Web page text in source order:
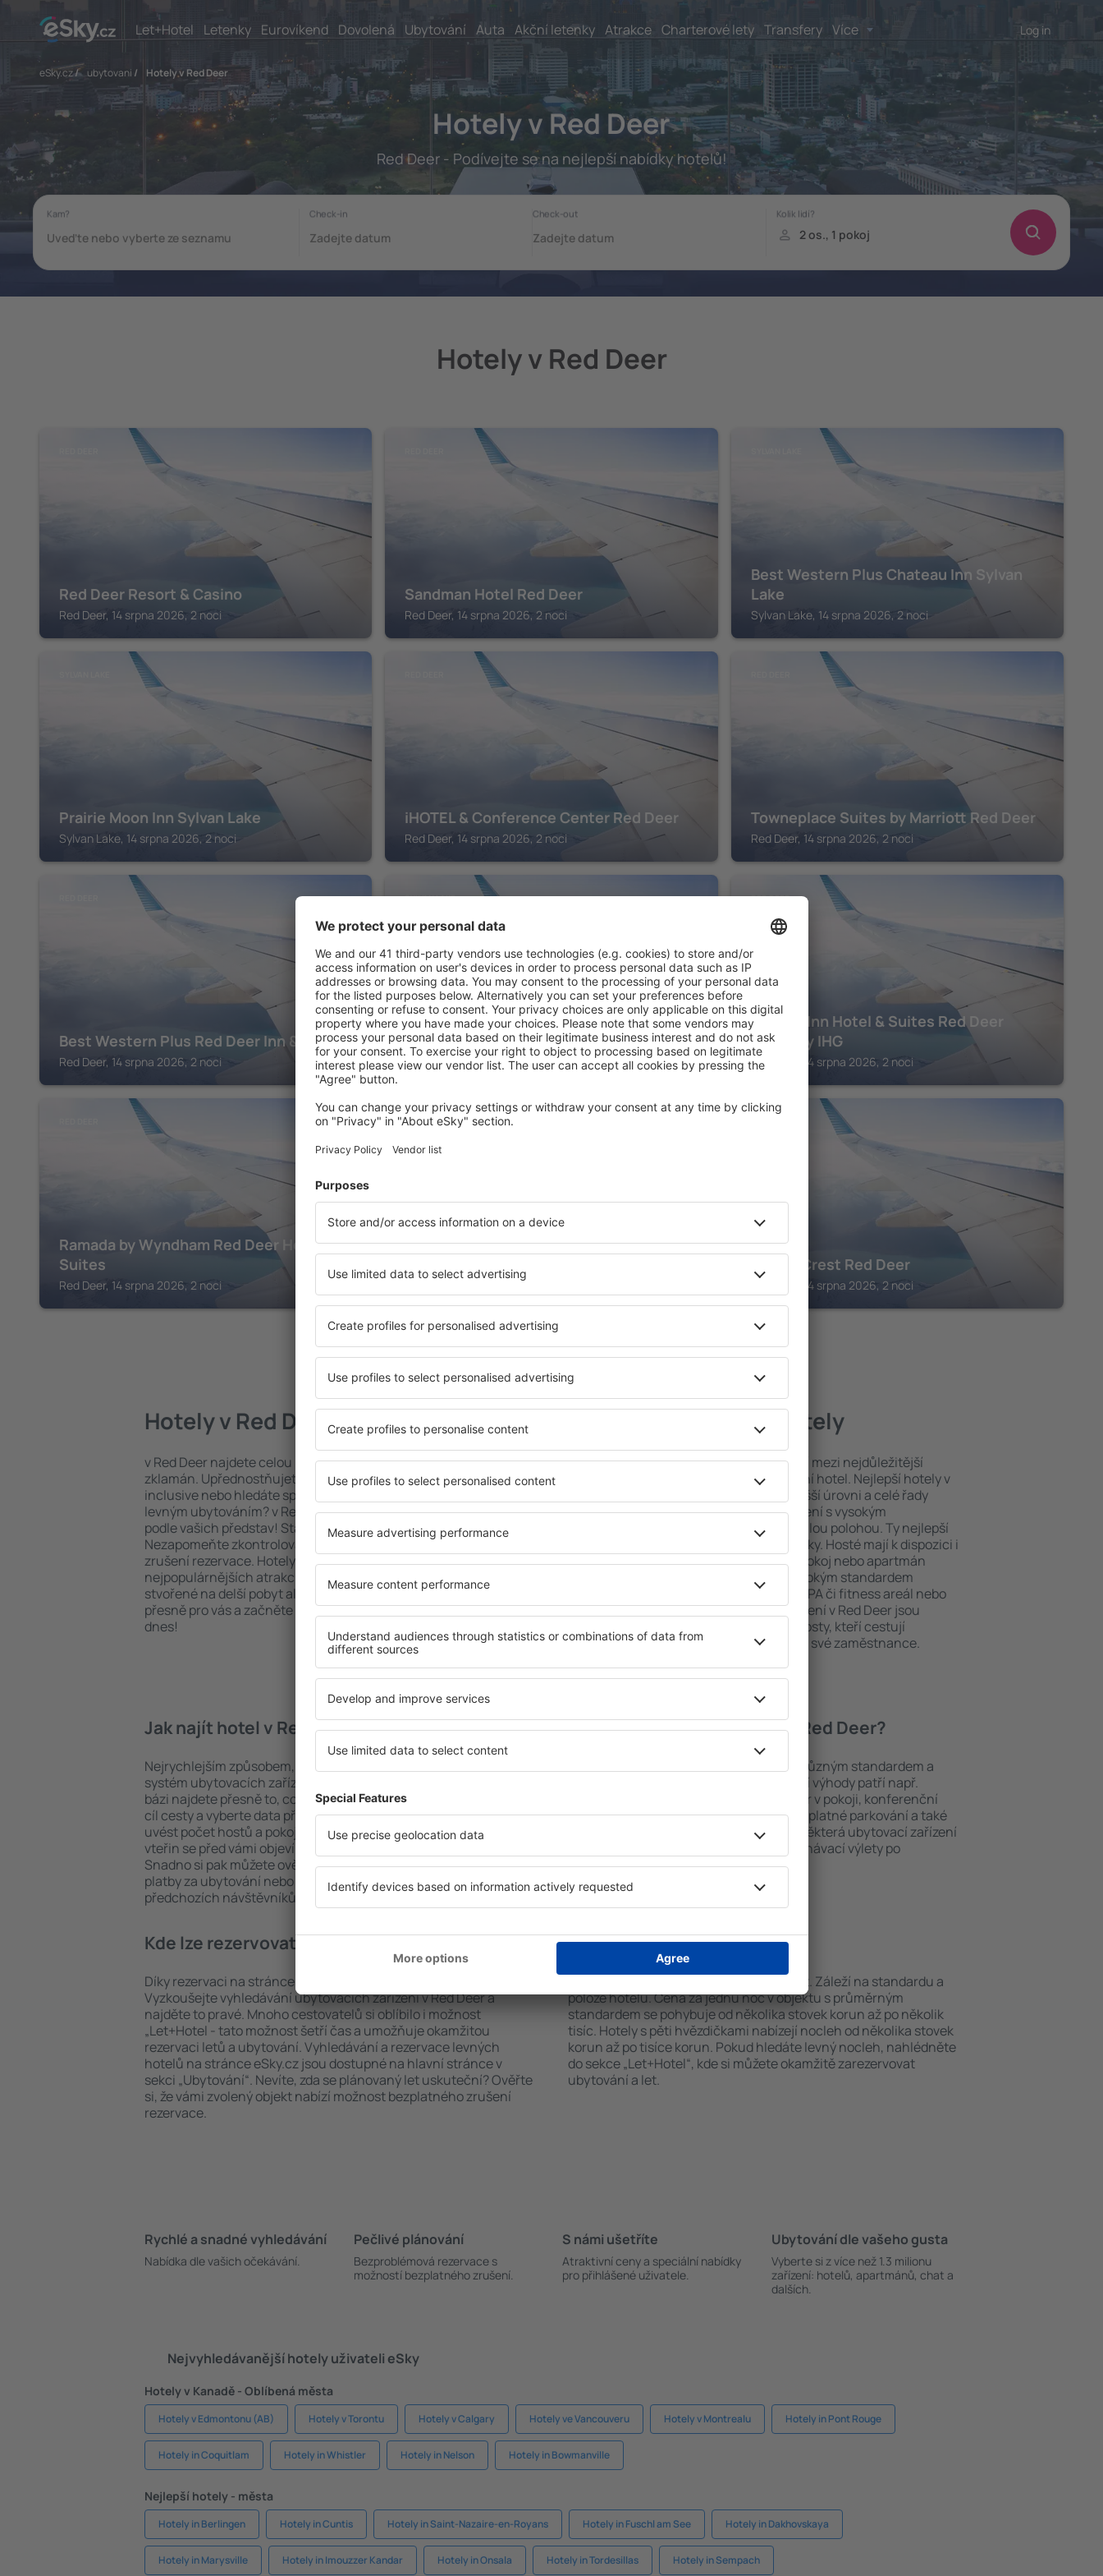
Let+Hotel Letenky Eurovíkend Dovolená Ubytování Auta Akční letenky Atrakce Charterové lety Transfery Více Log in
eSky.cz/ ubytovani / Hotely v Red Deer
Hotely v Red Deer
Red Deer - Podívejte se na nejlepší nabídky hotelů!
Hotely v Red Deer
Red Deer Resort & Casino
Red Deer, 14 srpna 2026, 2 noci
Sandman Hotel Red Deer
Red Deer, 14 srpna 2026, 2 noci
Best Western Plus Chateau Inn Sylvan
Lake
Sylvan Lake, 14 srpna 2026, 2 noci
Prairie Moon Inn Sylvan Lake
Sylvan Lake, 14 srpna 2026, 2 noci
iHOTEL & Conference Center Red Deer
Red Deer, 14 srpna 2026, 2 noci
Towneplace Suites by Marriott Red Deer
Red Deer, 14 srpna 2026, 2 noci
Best Western Plus Red Deer Inn & Suites
Red Deer, 14 srpna 2026, 2 noci
SYLVAN LAKE
Days Inn by Wyndham Sylvan Lake
Sylvan Lake, 14 srpna 2026, 2 noci
RED DEER
Holiday Inn Hotel & Suites Red Deer
South by IHG
Red Deer, 14 srpna 2026, 2 noci
Ramada by Wyndham Red Deer Hotel and
Suites
Red Deer, 14 srpna 2026, 2 noci
RED DEER
Holiday Inn Express Red Deer North by
Red Deer, 14 srpna 2026, 2 noci
Prairie Crest Red Deer
Red Deer, 14 srpna 2026, 2 noci
Zobrazit více hotelů v Red Deer
Hotely v Red Deer
v Red Deer najdete celou řadu hotelů. Žádný návštěvník nebude
zklamán. Upřednostňujete hotel na vysoké úrovni a nabídkou all
inclusive nebo hledáte spíše místa s poklidnou atmosférou a
levným ubytováním? v Red Deer na vás čeká ubytování přesně
podle vašich představ! Stačí zvolit polohu a standard hotelu.
Nezapomeňte zkontrolovat způsob platby a možnost bezplatného
zrušení rezervace. Hotely v Red Deer se nacházejí jak v blízkosti
nejpopulárnějších atrakcí, tak i v poklidnějších čtvrtích. Jsou jako
stvořené na delší pobyt ale i krátký výlet o víkendu. Vyberte hotel
přesně pro vás a začněte se balit na výlet nebo služební cestu už
dnes!
Red Deer – nejlepší hotely
Komplexní služby a výhodná poloha patří mezi nejdůležitější
kritéria, která musí splnit každý exklusivní hotel. Nejlepší hotely v
Red Deer jsou zárukou obsluhy na nejvyšší úrovni a celé řady
dalších výhod pro hosty. Ubytovací zařízení s vysokým
standardem se mohou pochlubit dokonalou polohou. Ty nejlepší
atrakce v Red Deer tak máte na dosah ruky. Hosté mají k dispozici i
bezplatné parkování a mohou si vybrat pokoj nebo apartmán
přesně podle svých představ. Hotel s vysokým standardem
znamená mimo jiné i různorodé menu, SPA či fitness areál nebo
atrakce pro děti. Nejlepší ubytovací zařízení v Red Deer jsou
skvělým řešením pro páry, rodiny a pro hosty, kteří cestují
služebně nebo chtějí pořádat školení pro své zaměstnance.
Jak najít hotel v Red Deer?
Nejrychlejším způsobem, jak najít hotel v Red Deer, je vyhledávací
systém ubytovacích zařízení na stránce eSky. Díky naší rozsáhlé
bázi najdete přesně to, co hledáte. Do vyhledávacích polí vepište
cíl cesty a vyberte data příjezdu a odjezdu. Nezapomeňte ještě
uvést počet hostů a pokojů. A máte hotovo! Během několika
vteřin se před vámi objeví všechna dostupná ubytovací zařízení.
Snadno si pak můžete ověřit vzdálenost hotelu od centra, způsob
platby za ubytování nebo počet hvězdiček, které hotel obdržel od
předchozích návštěvníků.
Jaké zařízení nabízí hotely v Red Deer?
Hotely v Red Deer se řadí mezi objekty s různým standardem a
vybavením pro hosty. Mezi nejoblíbenější výhody patří např.
bezplatné wi-fi, SPA areál, minibar/trezor v pokoji, konferenční
centrum, restaurace, dětský koutek, bezplatné parkování a také
informační brožury o atrakcích v okolí. Některá ubytovací zařízení
nabízejí i transport z/na letiště nebo poznávací výlety po
historických památkách v Red Deer.
Kde lze rezervovat hotel v Red Deer?
Díky rezervaci na stránce eSky.cz ušetříte čas i peníze.
Vyzkoušejte vyhledávání ubytovacích zařízení v Red Deer a
najděte to pravé. Mnoho cestovatelů si oblíbilo i možnost
„Let+Hotel - tato možnost šetří čas a umožňuje okamžitou
rezervaci letů a ubytování. Vyhledávání a rezervace levných
hotelů na stránce eSky.cz jsou dostupné na hlavní stránce v
sekci „Ubytování“. Nevíte, zda se plánovaný let uskuteční? Ověřte
si, že vámi zvolený objekt nabízí možnost bezplatného zrušení
rezervace.
Kolik stojí hotel v Red Deer?
Ceny za nocleh v Red Deer se můžou lišit. Záleží na standardu a
poloze hotelu. Cena za jednu noc v objektu s průměrným
standardem se pohybuje od několika stovek korun až po několik
tisíc. Hotely s pěti hvězdičkami nabízejí nocleh od několika stovek
korun až po tisíce korun. Pokud hledáte levný nocleh, nahlédněte
do sekce „Let+Hotel“, kde si můžete okamžitě zarezervovat
ubytování a let.
Rychlé a snadné vyhledávání
Nabídka dle vašich očekávání.
Pečlivé plánování
Bezproblémová rezervace s
možností bezplatného zrušení.
S námi ušetříte
Atraktivní ceny a speciální nabídky
pro přihlášené uživatele.
Ubytování dle vašeho gusta
Vyberte si z více než 1.3 milionu
zařízení: hotelů, apartmánů, chat a
dalších.
Nejvyhledávanější hotely uživateli eSky
Hotely v Kanadě - Oblíbená města
Hotely v Edmontonu (AB) Hotely v Torontu Hotely v Calgary Hotely ve Vancouveru Hotely v Montrealu Hotely in Pont Rouge
Hotely in Coquitlam Hotely in Whistler Hotely in Nelson Hotely in Bowmanville
Nejlepší hotely - města
Hotely in Berlingen Hotely in Cuntis Hotely in Saint-Nazaire-en-Royans Hotely in Fuschl am See Hotely in Dakhovskaya
Hotely in Marysville Hotely in Imouzzer Kandar Hotely in Onsala Hotely in Tordesillas Hotely in Sempach